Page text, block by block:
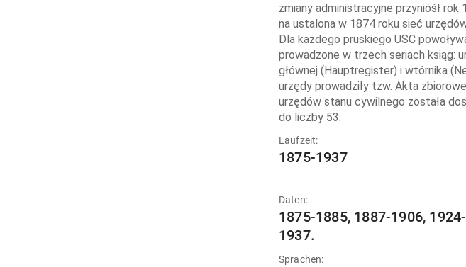
zmiany administracyjne przynióśł
na ustalona w 1874 roku sieć
Dla każdego pruskiego USC
prowadzone w trzech seriach ksiąg:
głównej (Hauptregister) i wtórnika
urzędy prowadziły tzw. Akta
urzędów stanu cywilnego została
do liczby 53.
Laufzeit:
1875-1937
Daten:
1875-1885, 1887-1906, 1924-
1937.
Sprachen: